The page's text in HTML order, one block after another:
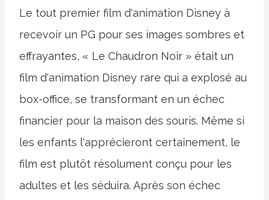
Le tout premier film d'animation Disney à
recevoir un PG pour ses images sombres et
effrayantes, « Le Chaudron Noir » était un
film d'animation Disney rare qui a explosé au
box-office, se transformant en un échec
financier pour la maison des souris. Même si
les enfants l'apprécieront certainement, le
film est plutôt résolument conçu pour les
adultes et les séduira. Après son échec